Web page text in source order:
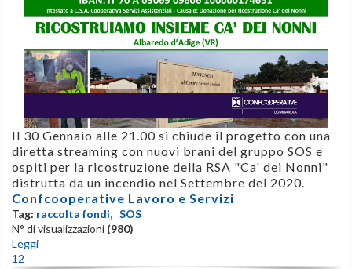
Il 30 Gennaio alle 21.00 si chiude il progetto con una
diretta streaming con nuovi brani del gruppo SOS e
ospiti per la ricostruzione della RSA "Ca' dei Nonni"
distrutta da un incendio nel Settembre del 2020.
Confcooperative Lavoro e Servizi
Tag: raccolta fondi, SOS
N° di visualizzazioni (980)
Leggi
1 2